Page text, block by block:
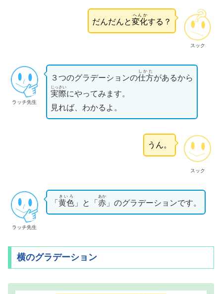
スック
だんだんと変化
へんか
する？
ラッチ先生
３つのグラデーションの仕方
しかた
があるから
実際
じっさい
にやってみます。
見れば、わかるよ。
スック
うん。
ラッチ先生
「 黄色
きいろ
」と「 赤
あか
」のグラデーションです。
横のグラデーション